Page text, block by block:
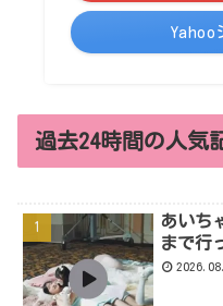
Yahoo
過去24時間の人気
あいち
まで行